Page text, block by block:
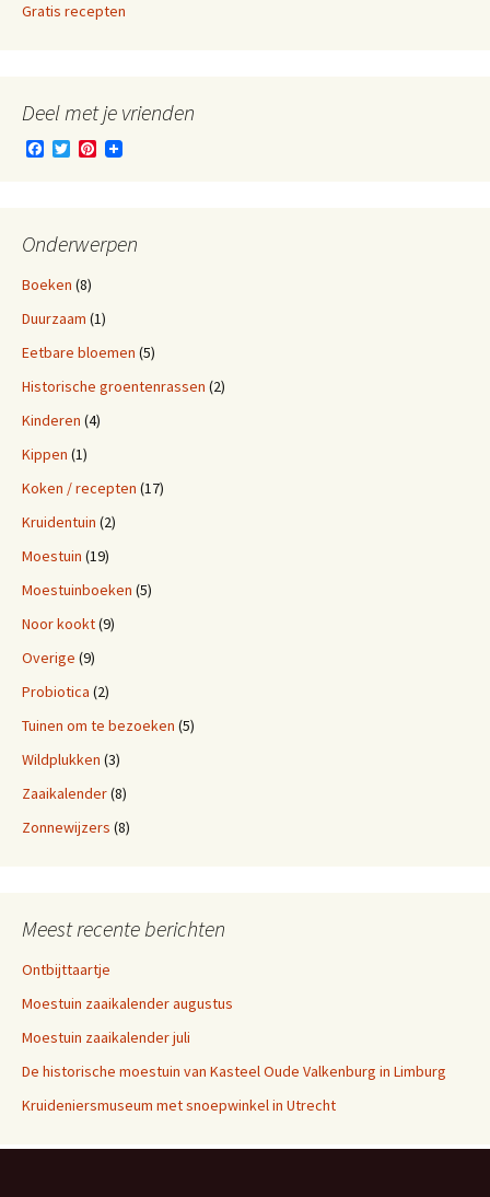
Gratis recepten
Deel met je vrienden
o
o
T
e
r
P
r
e
Onderwerpen
Boeken (8)
Duurzaam (1)
Eetbare bloemen (5)
Historische groentenrassen (2)
Kinderen (4)
Kippen (1)
Koken / recepten (17)
Kruidentuin (2)
Moestuin (19)
Moestuinboeken (5)
Noor kookt(9)
Overige (9)
Probiotica (2)
Tuinen om te bezoeken (5)
Wildplukken (3)
Zaaikalender(8)
Zonnewijzers (8)
Meest recente berichten
Ontbijttaartje
Moestuin zaaikalender augustus
Moestuin zaaikalender juli
De historische moestuin van Kasteel Oude Valkenburg in Limburg
Kruideniersmuseum met snoepwinkel in Utrecht